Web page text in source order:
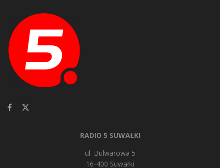
RADIO 5 SUWAŁKI
ul. Bulwarowa 5
16-400 Suwałki